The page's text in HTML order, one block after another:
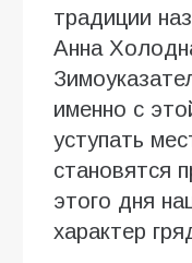
традиции
Анна
именно с
уступать
становятся
этого дня
характер